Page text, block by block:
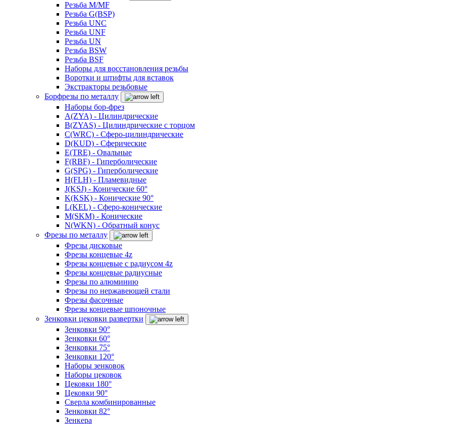
Резьба M/MF
Резьба G(BSP)
Резьба UNC
Резьба UNF
Резьба UN
Резьба BSW
Резьба BSF
Наборы для восстановления резьбы
Воротки и штифты для вставок
Экстракторы резьбовые
Борфрезы по металлу
Наборы бор-фрез
A(ZYA) - Цилиндрические
B(ZYAS) - Цилиндрические с торцом
C(WRC) - Сферо-цилиндрические
D(KUD) - Сферические
E(TRE) - Овальные
F(RBF) - Гиперболические
G(SPG) - Гиперболические
H(FLH) - Пламевидные
J(KSJ) - Конические 60°
K(KSK) - Конические 90°
L(KEL) - Сферо-конические
M(SKM) - Конические
N(WKN) - Обратный конус
Фрезы по металлу
Фрезы дисковые
Фрезы концевые 4z
Фрезы концевые с радиусом 4z
Фрезы концевые радиусные
Фрезы по алюминию
Фрезы по нержавеющей стали
Фрезы фасочные
Фрезы концевые шпоночные
Зенковки цековки развертки
Зенковки 90°
Зенковки 60°
Зенковки 75°
Зенковки 120°
Наборы зенковок
Наборы цековок
Цековки 180°
Цековки 90°
Сверла комбинированные
Зенковки 82°
Зенкера